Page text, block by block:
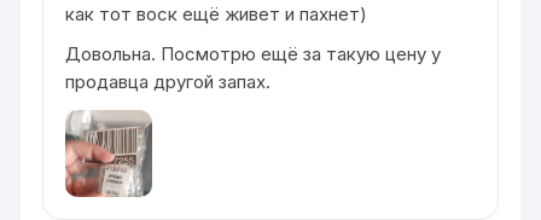
как тот воск ещё живет и пахнет)
Довольна. Посмотрю ещё за такую цену у
продавца другой запах.